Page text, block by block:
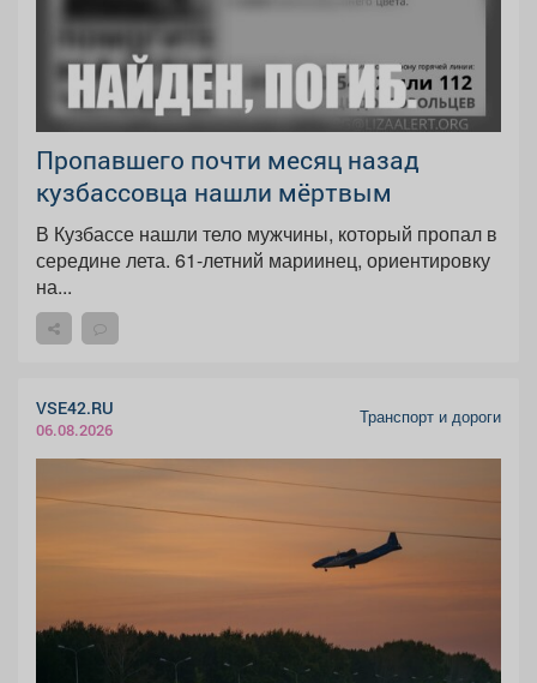
Пропавшего почти месяц назад
кузбассовца нашли мёртвым
В Кузбассе нашли тело мужчины, который пропал в
середине лета. 61-летний мариинец, ориентировку
на...
VSE42.RU
06.08.2026
Транспорт и дороги